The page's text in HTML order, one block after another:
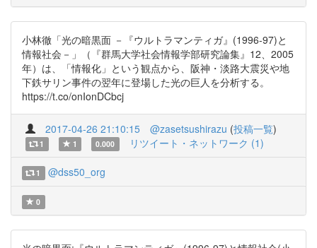
小林徹「光の暗黒面 －『ウルトラマンティガ』(1996-97)と
情報社会－」（『群馬大学社会情報学部研究論集』12、2005
年）は、「情報化」という観点から、阪神・淡路大震災や地
下鉄サリン事件の翌年に登場した光の巨人を分析する。
https://t.co/onIonDCbcj
2017-04-26 21:10:15 @zasetsushirazu (投稿一覧)
1 1 0.000 リツイート・ネットワーク (1)
1 @dss50_org
0